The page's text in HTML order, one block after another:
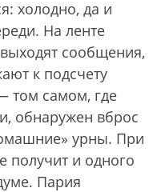
холодно, да и
На ленте
сообщения,
к подсчету
том самом, где
обнаружен вброс
урны. При
получит и одного
Пария